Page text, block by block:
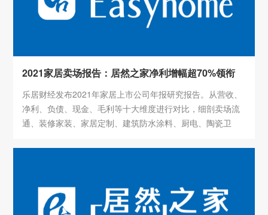
2021家居卖场报告：居然之家净利增幅超70%领衔
乐居财经发布2021年家居上市公司年报研究报告。从营收、
净利、负债、现金、毛利等十大维度进行对比，细剖卖场流
通、装修家装、家居定制、建筑防水涂料、厨电、陶瓷卫
业，全面解析谁在逆势中更具抗压性。